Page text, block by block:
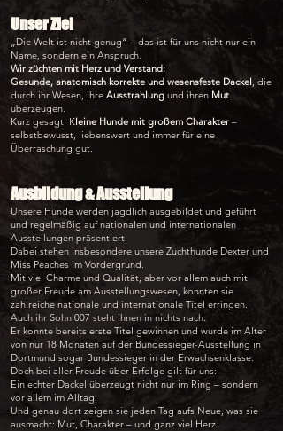
Unser Ziel
„Die Welt ist nicht genug“ – das ist für uns nicht nur ein
Name, sondern ein Anspruch.
Wir züchten mit Herz und Verstand:
Gesunde, anatomisch korrekte und wesensfeste Dackel, die
durch ihr Wesen, ihre Ausstrahlung und ihren Mut
überzeugen.
Kurz gesagt: Kleine Hunde mit großem Charakter –
selbstbewusst, liebenswert und immer für eine
Überraschung gut.
Ausbildung & Ausstellung
Unsere Hunde werden jagdlich ausgebildet und geführt
und regelmäßig auf nationalen und internationalen
Ausstellungen präsentiert.
Dabei stehen insbesondere unsere Zuchthunde Dexter und
Miss Peaches im Vordergrund.
Mit viel Charme und Qualität, aber vor allem auch mit
großer Freude am Ausstellungswesen, konnten sie
zahlreiche nationale und internationale Titel erringen.
Auch ihr Sohn 007 steht ihnen in nichts nach:
Er konnte bereits erste Titel gewinnen und wurde im Alter
von nur 18 Monaten auf der Bundessieger-Ausstellung in
Dortmund sogar Bundessieger in der Erwachsenklasse.
Doch bei aller Freude über Erfolge gilt für uns:
Ein echter Dackel überzeugt nicht nur im Ring – sondern
vor allem im Alltag.
Und genau dort zeigen sie jeden Tag aufs Neue, was sie
ausmacht: Mut, Charakter – und ganz viel Herz.